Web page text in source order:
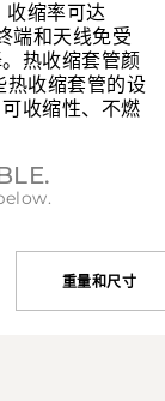
收缩率可达
端和天线免受
热收缩套管颜
热收缩套管的设
收缩性、不燃
重量和尺寸